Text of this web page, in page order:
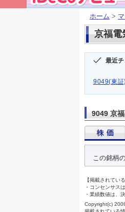
ホーム >
京福電
最近
9049(東証
9049 京